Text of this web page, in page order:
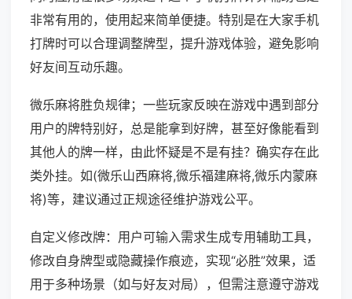
非常有用的，使用起来简单便捷。特别是在大家手机
打牌时可以合理调整牌型，提升游戏体验，避免影响
好友间互动乐趣。
微乐麻将胜负规律；一些玩家反映在游戏中遇到部分
用户的牌特别好，总是能拿到好牌，甚至好像能看到
其他人的牌一样，由此怀疑是不是有挂？确实存在此
类外挂。如(微乐山西麻将,微乐福建麻将,微乐内蒙麻
将)等，建议通过正规途径维护游戏公平。
自定义修改牌：用户可输入需求生成专用辅助工具，
修改自身牌型或隐藏操作痕迹，实现“必胜”效果，适
用于多种场景（如与好友对局），但需注意遵守游戏